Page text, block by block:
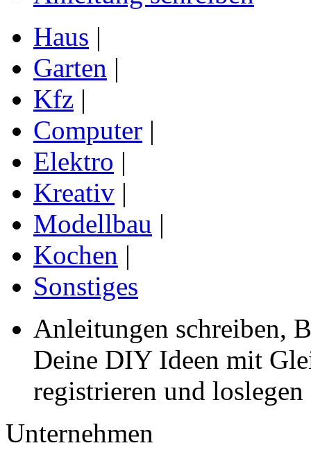
Haus |
Garten |
Kfz |
Computer |
Elektro |
Kreativ |
Modellbau |
Kochen |
Sonstiges
Anleitungen schreiben,
Deine DIY Ideen mit
registrieren und loslegen
Unternehmen